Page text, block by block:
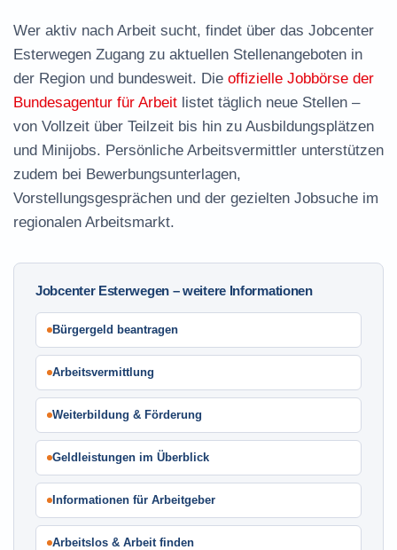
Wer aktiv nach Arbeit sucht, findet über das Jobcenter
Esterwegen Zugang zu aktuellen Stellenangeboten in
der Region und bundesweit. Die offizielle Jobbörse der
Bundesagentur für Arbeit listet täglich neue Stellen –
von Vollzeit über Teilzeit bis hin zu Ausbildungsplätzen
und Minijobs. Persönliche Arbeitsvermittler unterstützen
zudem bei Bewerbungsunterlagen,
Vorstellungsgesprächen und der gezielten Jobsuche im
regionalen Arbeitsmarkt.
Jobcenter Esterwegen – weitere Informationen
Bürgergeld beantragen
Arbeitsvermittlung
Weiterbildung & Förderung
Geldleistungen im Überblick
Informationen für Arbeitgeber
Arbeitslos & Arbeit finden